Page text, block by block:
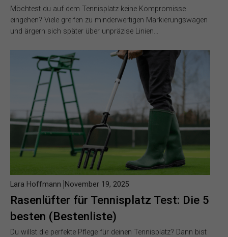
Möchtest du auf dem Tennisplatz keine Kompromisse
eingehen? Viele greifen zu minderwertigen Markierungswagen
und ärgern sich später über unpräzise Linien…
Rasenlüfter für Tennisplatz Test: Die 5
besten (Bestenliste)
Lara Hoffmann November 19, 2025
Du willst die perfekte Pflege für deinen Tennisplatz? Dann bist